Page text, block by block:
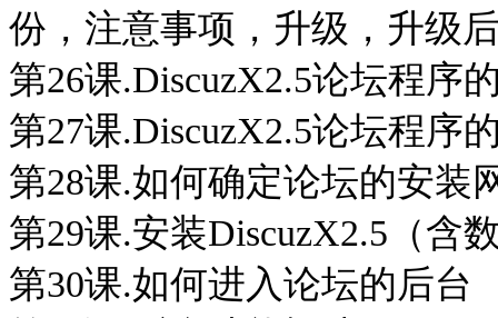
份，注意事项，升级，升级
第26课.DiscuzX2.5论坛程序
第27课.DiscuzX2.5论坛程序
第28课.如何确定论坛的安装
第29课.安装DiscuzX2.5（含
第30课.如何进入论坛的后台